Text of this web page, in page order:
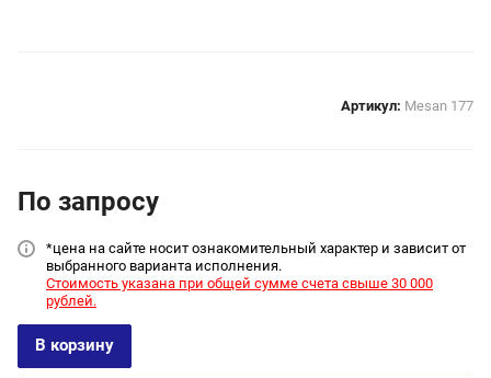
Артикул: Mesan 177
По запросу
*цена на сайте носит ознакомительный характер и зависит от
выбранного варианта исполнения.
Стоимость указана при общей сумме счета свыше 30 000
рублей.
В корзину